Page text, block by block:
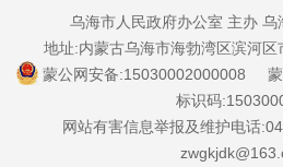
乌海市人民政府办公室 主办 乌
地址:内蒙古乌海市海勃湾区滨河
蒙公网安备:15030002000008
标识码
网站有害信息举报及维护电话